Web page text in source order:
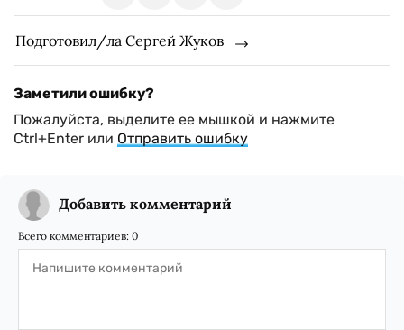
Подготовил/ла Сергей Жуков
Заметили ошибку?
Пожалуйста, выделите ее мышкой и нажмите
Ctrl+Enter или Отправить ошибку
Добавить комментарий
Всего комментариев: 0